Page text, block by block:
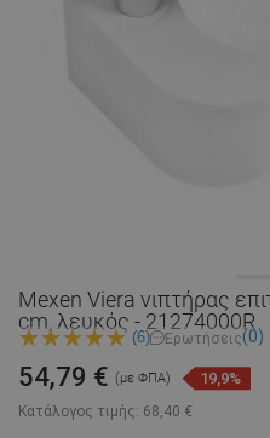
Mexen Viera νιπτήρας
cm, λευκός - 21274000R
(6) Ερωτήσεις(0)
Κατάλογος τιμής: 68,40 €
54,79 € (με ΦΠΑ) 19,9%